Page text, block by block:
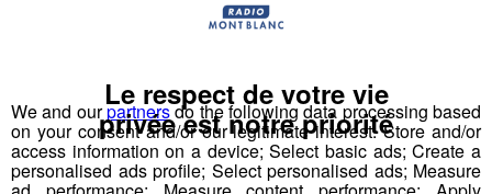
We and ourpartnersdo the following data processing based
on your consent and/or our legitimate interest: Store and/or
access information on a device; Select basic ads; Create a
personalised ads profile; Select personalised ads; Measure
Le respect de votre vie
privée est notre priorité